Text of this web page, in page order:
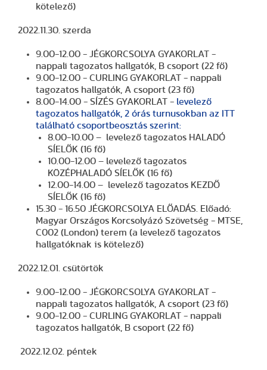
kötelező)
2022.11.30. szerda
9.00-12.00 - JÉGKORCSOLYA GYAKORLAT -
nappali tagozatos hallgatók, B csoport (22 fő)
9.00-12.00 - CURLING GYAKORLAT - nappali
tagozatos hallgatók, A csoport (23 fő)
8.00-14.00 - SÍZÉS GYAKORLAT - levelező
tagozatos hallgatók, 2 órás turnusokban az ITT
található csoportbeosztás szerint:
8.00-10.00 – levelező tagozatos HALADÓ
SÍELŐK (16 fő)
10.00-12.00 – levelező tagozatos
KÖZÉPHALADÓ SÍELŐK (16 fő)
12.00-14.00 – levelező tagozatos KEZDŐ
SÍELŐK (16 fő)
15.30 - 16.50 JÉGKORCSOLYA ELŐADÁS. Előadó:
Magyar Országos Korcsolyázó Szövetség - MTSE,
C002 (London) terem (a levelező tagozatos
hallgatóknak is kötelező)
2022.12.01. csütörtök
9.00-12.00 - JÉGKORCSOLYA GYAKORLAT -
nappali tagozatos hallgatók, A csoport (23 fő)
9.00-12.00 - CURLING GYAKORLAT - nappali
tagozatos hallgatók, B csoport (22 fő)
2022.12.02. péntek